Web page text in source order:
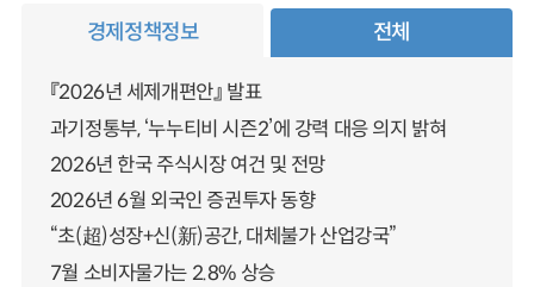
경제정책정보 전체
『2026년 세제개편안』 발표
과기정통부, ‘누누티비 시즌2’에 강력 대응 의지 밝혀
2026년 한국 주식시장 여건 및 전망
2026년 6월 외국인 증권투자 동향
“초(超)성장+신(新)공간, 대체불가 산업강국”
7월 소비자물가는 2.8% 상승